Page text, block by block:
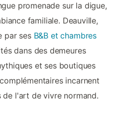
promenade sur la digue,
familiale. Deauville,
par ses B&B et chambres
dans des demeures
et ses boutiques
incarnent
de l'art de vivre normand.